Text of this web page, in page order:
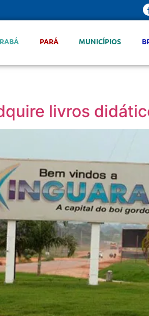
PARÁ MUNICÍPIOS
livros